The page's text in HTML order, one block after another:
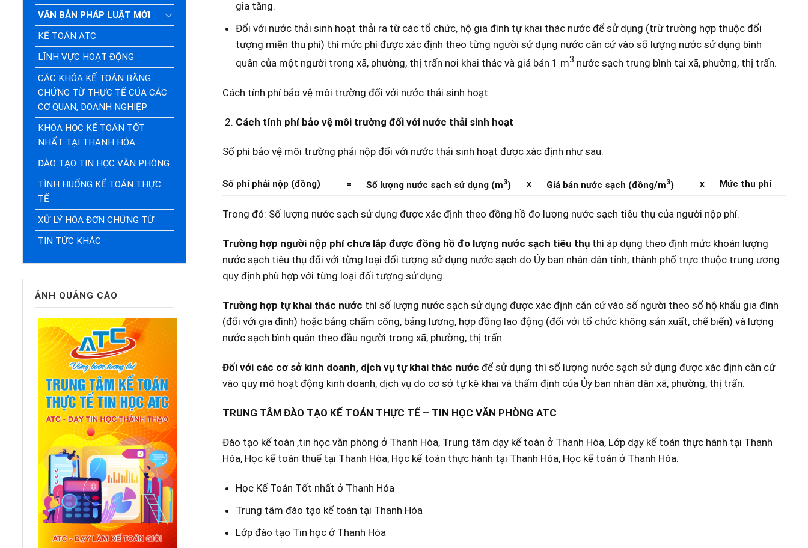
VĂN BẢN PHÁP LUẬT MỚI
KẾ TOÁN ATC
LĨNH VỰC HOẠT ĐỘNG
CÁC KHÓA KẾ TOÁN BẰNG
CHỨNG TỪ THỰC TẾ CỦA CÁC
CƠ QUAN, DOANH NGHIỆP
KHÓA HỌC KẾ TOÁN TỐT
NHẤT TẠI THANH HÓA
ĐÀO TẠO TIN HỌC VĂN PHÒNG
TÌNH HUỐNG KẾ TOÁN THỰC
TẾ
XỬ LÝ HÓA ĐƠN CHỨNG TỪ
TIN TỨC KHÁC
ẢNH QUẢNG CÁO
gia tăng.
Đối với nước thải sinh hoạt thải ra từ các tổ chức, hộ gia đình tự khai thác nước để sử dụng (trừ trường hợp thuộc đối
tượng miễn thu phí) thì mức phí được xác định theo từng người sử dụng nước căn cứ vào số lượng nước sử dụng bình
quân của một người trong xã, phường, thị trấn nơi khai thác và giá bán 1 m3 nước sạch trung bình tại xã, phường, thị trấn.
Cách tính phí bảo vệ môi trường đối với nước thải sinh hoạt
Cách tính phí bảo vệ môi trường đối với nước thải sinh hoạt
Số phí bảo vệ môi trường phải nộp đối với nước thải sinh hoạt được xác định như sau:
Số phí phải nộp (đồng) = Số lượng nước sạch sử dụng (m3) x Giá bán nước sạch (đồng/m3) x Mức thu phí
Trong đó: Số lượng nước sạch sử dụng được xác định theo đồng hồ đo lượng nước sạch tiêu thụ của người nộp phí.
Trường hợp người nộp phí chưa lắp được đồng hồ đo lượng nước sạch tiêu thụthì áp dụng theo định mức khoán lượng
nước sạch tiêu thụ đối với từng loại đối tượng sử dụng nước sạch do Ủy ban nhân dân tỉnh, thành phố trực thuộc trung ương
quy định phù hợp với từng loại đối tượng sử dụng.
Trường hợp tự khai thác nước thì số lượng nước sạch sử dụng được xác định căn cứ vào số người theo sổ hộ khẩu gia đình
(đối với gia đình) hoặc bảng chấm công, bảng lương, hợp đồng lao động (đối với tổ chức không sản xuất, chế biến) và lượng
nước sạch bình quân theo đầu người trong xã, phường, thị trấn.
Đối với các cơ sở kinh doanh, dịch vụ tự khai thác nước để sử dụng thì số lượng nước sạch sử dụng được xác định căn cứ
vào quy mô hoạt động kinh doanh, dịch vụ do cơ sở tự kê khai và thẩm định của Ủy ban nhân dân xã, phường, thị trấn.
TRUNG TÂM ĐÀO TẠO KẾ TOÁN THỰC TẾ – TIN HỌC VĂN PHÒNG ATC
Đào tạo kế toán ,tin học văn phòng ở Thanh Hóa, Trung tâm dạy kế toán ở Thanh Hóa, Lớp dạy kế toán thực hành tại Thanh
Hóa, Học kế toán thuế tại Thanh Hóa, Học kế toán thực hành tại Thanh Hóa, Học kế toán ở Thanh Hóa.
Học Kế Toán Tốt nhất ở Thanh Hóa
Trung tâm đào tạo kế toán tại Thanh Hóa
Lớp đào tạo Tin học ở Thanh Hóa